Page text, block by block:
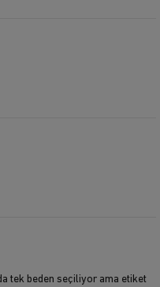
tek beden seçiliyor ama etiket